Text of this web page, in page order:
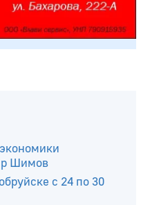
Шимов
с 24 по 30